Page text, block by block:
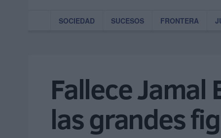
SOCIEDAD SUCESOS FRONTERA
Fallece Jamal
las grandes